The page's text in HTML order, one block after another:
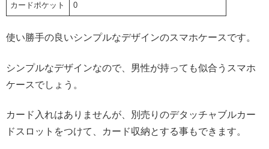
カードポケット 0
使い勝手の良いシンプルなデザインのスマホケースです。
シンプルなデザインなので、男性が持っても似合うスマホ
ケースでしょう。
カード入れはありませんが、別売りのデタッチャブルカー
ドスロットをつけて、カード収納とする事もできます。